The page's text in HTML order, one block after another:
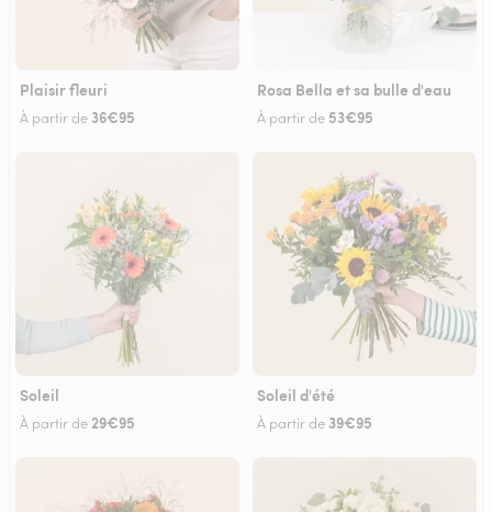
Plaisir fleuri
À partir de 36€95
Rosa Bella et sa bulle d'eau
À partir de 53€95
Soleil
À partir de29€95
Soleil d'été
À partir de 39€95